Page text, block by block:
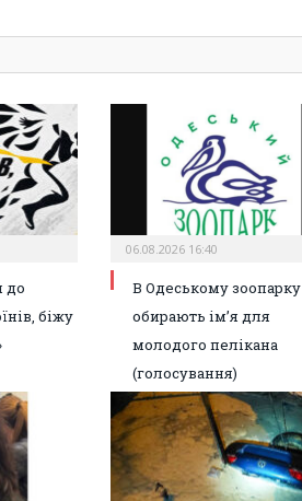
до
біжу
06.08.2026 16:40
В Одеському зоопарку
обирають ім’я для
молодого пелікана
(голосування)